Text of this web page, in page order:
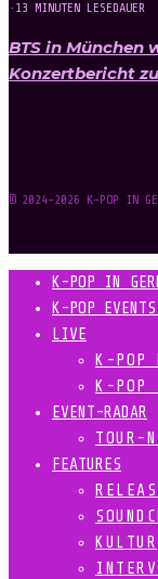
· 13 MINUTEN LESEDAUER
BTS in München
Konzertbericht
© 2024-2026 K-POP IN
K-POP IN
K-POP
LIVE
K-POP
K-POP
EVENT-RADAR
TOUR-
FEATURES
KULTUR